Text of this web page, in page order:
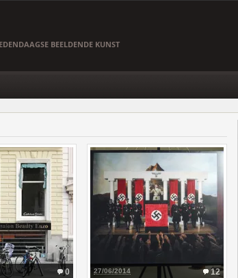
BEELDENDE KUNST
0 12
27/06/2014